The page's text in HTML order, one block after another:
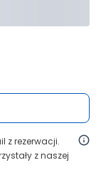
z rezerwacji.
z naszej